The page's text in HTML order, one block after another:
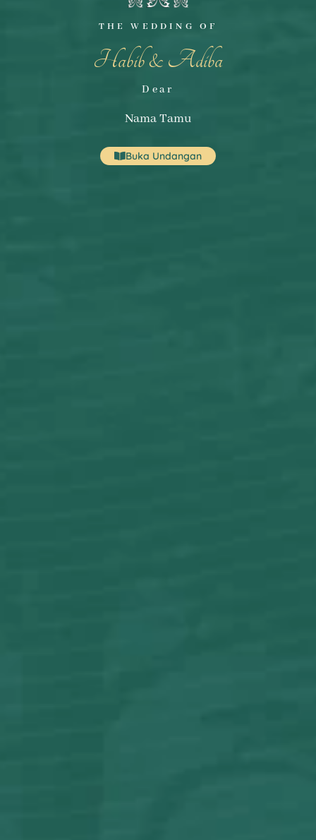
THE WEDDING OF
Habib & Adiba
Dear
Nama Tamu
Buka Undangan